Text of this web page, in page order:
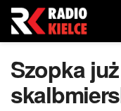
Szopka